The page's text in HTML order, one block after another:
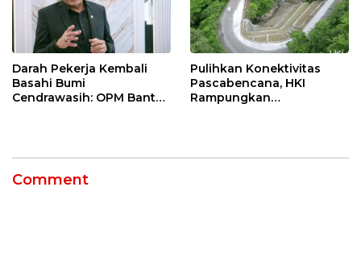
Darah Pekerja Kembali
Basahi Bumi
Cendrawasih: OPM Bantai
Pulihkan Konektivitas
Pascabencana, HKI
Rampungkan
Comment